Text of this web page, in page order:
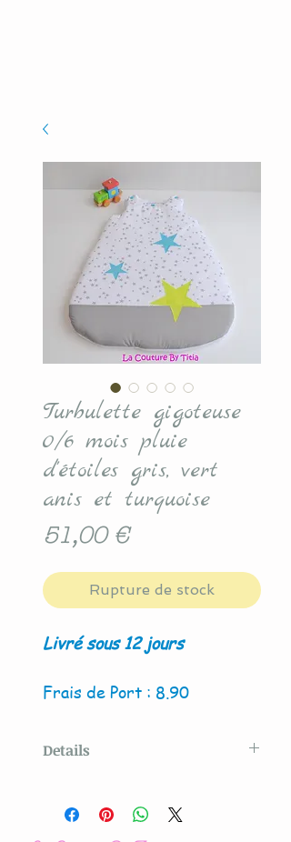
Turbulette gigoteuse
0/6 mois pluie
d'étoiles gris, vert
anis et turquoise
51,00 €Prix
Rupture de stock
Livré sous 12 jours
Frais de Port : 8.90
Details
Couture By Titia